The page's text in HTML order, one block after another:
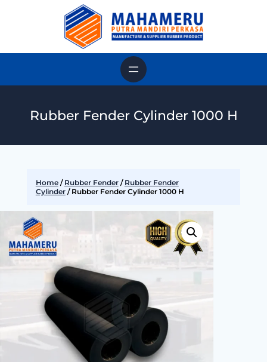
Rubber Fender Cylinder 1000 H
Home/ Rubber Fender/ Rubber Fender
Cylinder/ Rubber Fender Cylinder 1000 H